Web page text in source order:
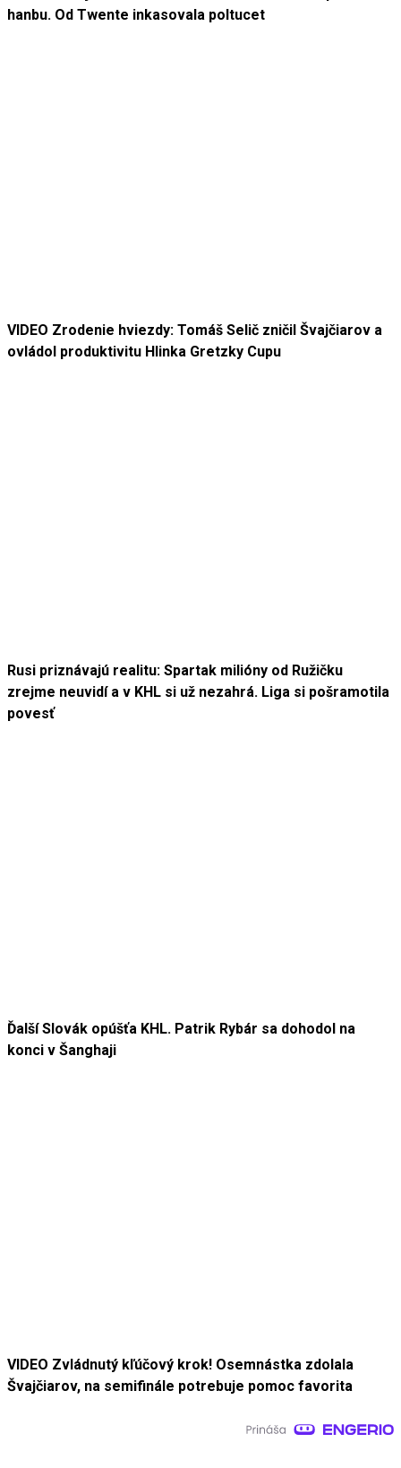
hanbu. Od Twente inkasovala poltucet
VIDEO Zrodenie hviezdy: Tomáš Selič zničil Švajčiarov a
ovládol produktivitu Hlinka Gretzky Cupu
Rusi priznávajú realitu: Spartak milióny od Ružičku
zrejme neuvidí a v KHL si už nezahrá. Liga si pošramotila
povesť
Ďalší Slovák opúšťa KHL. Patrik Rybár sa dohodol na
konci v Šanghaji
VIDEO Zvládnutý kľúčový krok! Osemnástka zdolala
Švajčiarov, na semifinále potrebuje pomoc favorita